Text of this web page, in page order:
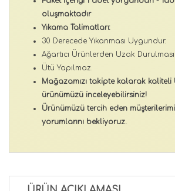
oluşmaktadır
Yıkama Talimatları:
30 Derecede Yıkanması Uygundur.
Ağartıcı Ürünlerden Uzak Durulması
Ütü Yapılmaz.
Mağazamızı takipte kalarak kaliteli
ürünümüzü inceleyebilirsiniz!
Ürünümüzü tercih eden
yorumlarını bekliyoruz.